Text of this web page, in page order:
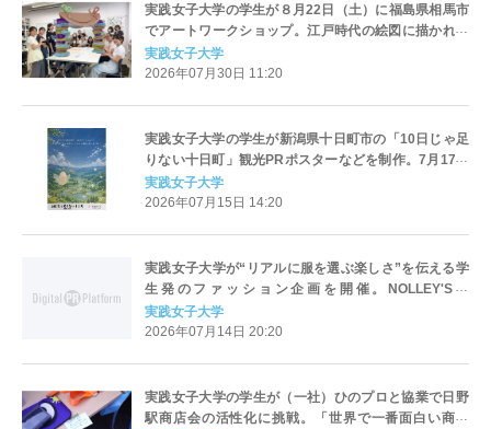
実践女子大学の学生が８月22日（土）に福島県相馬市
でアートワークショップ。江戸時代の絵図に描かれた
「門」をカラフルな作品に
実践女子大学
2026年07月30日 11:20
実践女子大学の学生が新潟県十日町市の「10日じゃ足
りない十日町」観光PRポスターなどを制作。7月17日
（金）からJR立川駅で展示します。AI活用し新たな魅
力を形に
実践女子大学
2026年07月15日 14:20
実践女子大学が“リアルに服を選ぶ楽しさ”を伝える学
生発のファッション企画を開催。NOLLEY'S、
ABAHOUSEが協力、8/2（日）渋谷オープンキャンパ
スで
実践女子大学
2026年07月14日 20:20
実践女子大学の学生が（一社）ひのプロと協業で日野
駅商店会の活性化に挑戦。「世界で一番面白い商店